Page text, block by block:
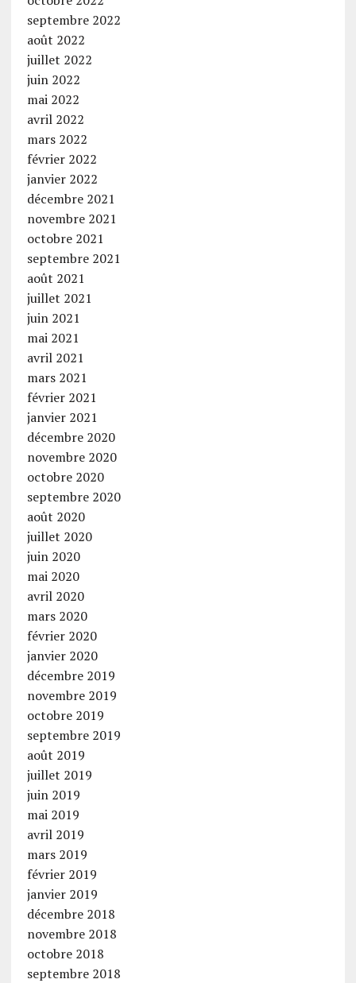
septembre 2022
août 2022
juillet 2022
juin 2022
mai 2022
avril 2022
mars 2022
février 2022
janvier 2022
décembre 2021
novembre 2021
octobre 2021
septembre 2021
août 2021
juillet 2021
juin 2021
mai 2021
avril 2021
mars 2021
février 2021
janvier 2021
décembre 2020
novembre 2020
octobre 2020
septembre 2020
août 2020
juillet 2020
juin 2020
mai 2020
avril 2020
mars 2020
février 2020
janvier 2020
décembre 2019
novembre 2019
octobre 2019
septembre 2019
août 2019
juillet 2019
juin 2019
mai 2019
avril 2019
mars 2019
février 2019
janvier 2019
décembre 2018
novembre 2018
octobre 2018
septembre 2018